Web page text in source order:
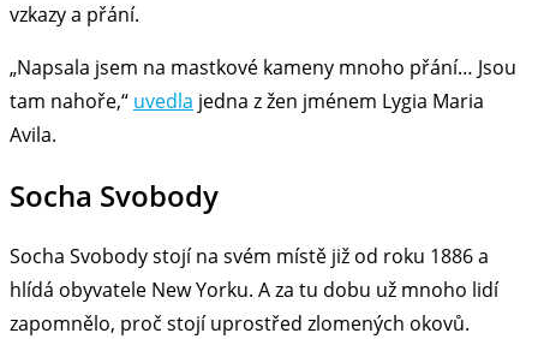
vzkazy a přání.
„Napsala jsem na mastkové kameny mnoho přání… Jsou
tam nahoře,“ uvedla jedna z žen jménem Lygia Maria
Avila.
Socha Svobody
Socha Svobody stojí na svém místě již od roku 1886 a
hlídá obyvatele New Yorku. A za tu dobu už mnoho lidí
zapomnělo, proč stojí uprostřed zlomených okovů.